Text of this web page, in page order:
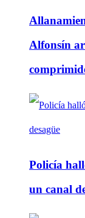
Alfonsín
Policía
un canal